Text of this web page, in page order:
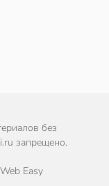
без
запрещено.
Easy